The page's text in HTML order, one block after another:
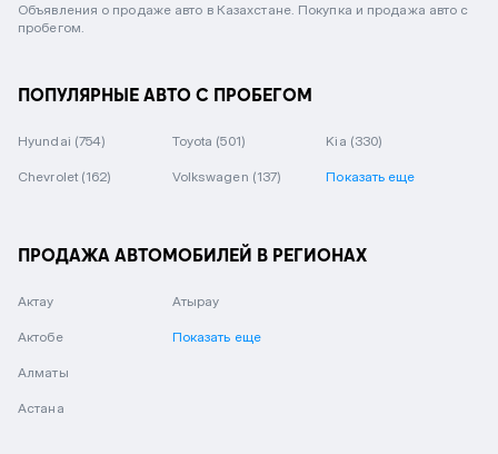
Объявления о продаже авто в Казахстане. Покупка и продажа авто с
пробегом.
ПОПУЛЯРНЫЕ АВТО С ПРОБЕГОМ
Hyundai (754) Toyota (501) Kia (330)
Chevrolet (162) Volkswagen (137) Показать еще
ПРОДАЖА АВТОМОБИЛЕЙ В РЕГИОНАХ
Актау
Актобе
Алматы
Астана
Атырау
Показать еще